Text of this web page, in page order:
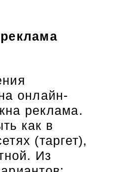
онлайн-
реклама.
как в
(таргет),
Из